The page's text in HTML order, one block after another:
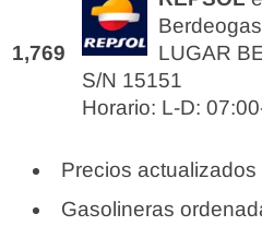
1,769
Berdeogas
LUGAR
S/N 15151
Horario: L-D:
Precios actualizados
Gasolineras